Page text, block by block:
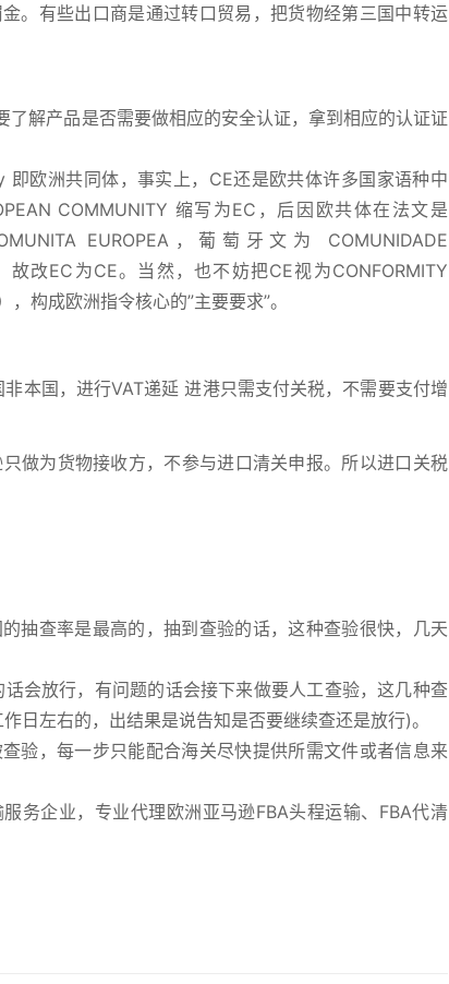
。有些出口商是通过转口贸易，把货物经第三国中转运
解产品是否需要做相应的安全认证，拿到相应的认证证
欧洲共同体，事实上，CE还是欧共体许多国家语种中
COMMUNITY 缩写为EC，后因欧共体在法文是
EUROPEA，葡萄牙文为 COMUNIDADE
故改EC为CE。当然，也不妨把CE视为CONFORMITY
构成欧洲指令核心的”主要要求”。
本国，进行VAT递延 进港只需支付关税，不需要支付增
做为货物接收方，不参与进口清关申报。所以进口关税
抽查率是最高的，抽到查验的话，这种查验很快，几天
会放行，有问题的话会接下来做要人工查验，这几种查
日左右的，出结果是说告知是否要继续查还是放行)。
验，每一步只能配合海关尽快提供所需文件或者信息来
务企业，专业代理欧洲亚马逊FBA头程运输、FBA代清